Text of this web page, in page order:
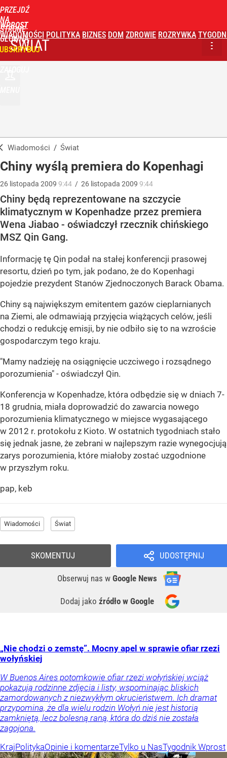
PRZEJDŹ
NA
STRONĘ
GŁÓWNĄ
WPROST
WIADOMOŚCI POLITYKA BIZNES DOM ZDROWIE ROZRYWKA
ŚWIAT
Wiadomości / Świat
Chiny wyślą premiera do Kopenhagi
26 listopada 2009 9:44 / 26 listopada 2009 9:44
Chiny będą reprezentowane na szczycie
klimatycznym w Kopenhadze przez premiera
Wena Jiabao - oświadczył rzecznik chińskiego
MSZ Qin Gang.
Informację tę Qin podał na stałej konferencji prasowej
resortu, dzień po tym, jak podano, że do Kopenhagi
pojedzie prezydent Stanów Zjednoczonych Barack Obama.
Chiny są największym emitentem gazów cieplarnianych
na Ziemi, ale odmawiają przyjęcia wiążących celów, jeśli
chodzi o redukcję emisji, by nie odbiło się to na wzroście
gospodarczym tego kraju.
"Mamy nadzieję na osiągnięcie uczciwego i rozsądnego
porozumienia" - oświadczył Qin.
Konferencja w Kopenhadze, która odbędzie się w dniach 7-
18 grudnia, miała doprowadzić do zawarcia nowego
porozumienia klimatycznego w miejsce wygasającego
w 2012 r. protokołu z Kioto. W ostatnich tygodniach stało
się jednak jasne, że zebrani w najlepszym razie wynegocjują
zarys porozumienia, które miałoby zostać uzgodnione
w przyszłym roku.
pap, keb
Wiadomości Świat
UDOSTĘPNIJ
Obserwuj nas w Google News
Dodaj jako źródło w Google
SKOMENTUJ
„Nie chodzi o zemstę”. Mocny apel w sprawie ofiar rzezi
wołyńskiej
W Buenos Aires potomkowie ofiar rzezi wołyńskiej wciąż
pokazują rodzinne zdjęcia i listy, wspominając bliskich
zamordowanych z niezwykłym okrucieństwem. Ich dramat
przypomina, że dla wielu rodzin Wołyń nie jest historią
zamkniętą, lecz bolesną raną, która do dziś nie została
zagojona.
KrajPolitykaOpinie i komentarzeTylko u NasTygodnik Wprost